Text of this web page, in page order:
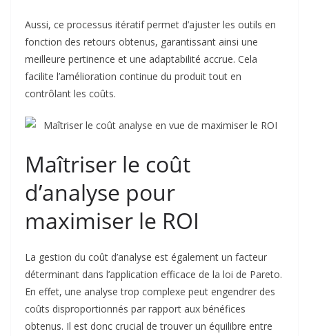
Aussi, ce processus itératif permet d’ajuster les outils en
fonction des retours obtenus, garantissant ainsi une
meilleure pertinence et une adaptabilité accrue. Cela
facilite l’amélioration continue du produit tout en
contrôlant les coûts.
Maîtriser le coût
d’analyse pour
maximiser le ROI
La gestion du coût d’analyse est également un facteur
déterminant dans l’application efficace de la loi de Pareto.
En effet, une analyse trop complexe peut engendrer des
coûts disproportionnés par rapport aux bénéfices
obtenus. Il est donc crucial de trouver un équilibre entre